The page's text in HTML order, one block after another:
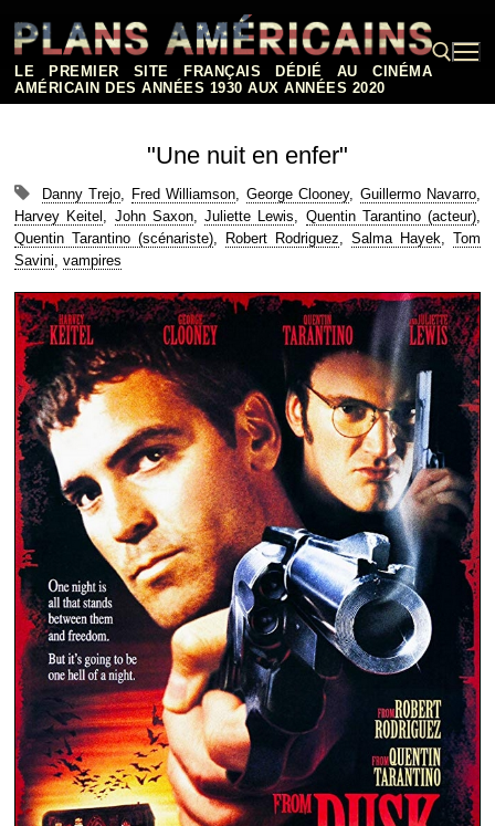
contenu
LE PREMIER SITE FRANÇAIS DÉDIÉ AU CINÉMA
AMÉRICAIN DES ANNÉES 1930 AUX ANNÉES 2020
"Une nuit en enfer"
Danny Trejo, Fred Williamson, George Clooney, Guillermo Navarro,
Harvey Keitel , John Saxon, Juliette Lewis, Quentin Tarantino (acteur),
Quentin Tarantino (scénariste), Robert Rodriguez, Salma Hayek, Tom
Savini, vampires